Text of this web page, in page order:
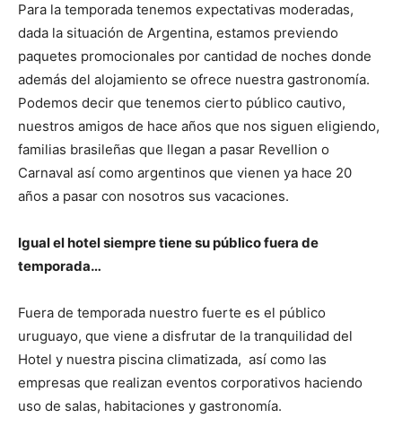
Para la temporada tenemos expectativas moderadas,
dada la situación de Argentina, estamos previendo
paquetes promocionales por cantidad de noches donde
además del alojamiento se ofrece nuestra gastronomía.
Podemos decir que tenemos cierto público cautivo,
nuestros amigos de hace años que nos siguen eligiendo,
familias brasileñas que llegan a pasar Revellion o
Carnaval así como argentinos que vienen ya hace 20
años a pasar con nosotros sus vacaciones.
Igual el hotel siempre tiene su público fuera de
temporada…
Fuera de temporada nuestro fuerte es el público
uruguayo, que viene a disfrutar de la tranquilidad del
Hotel y nuestra piscina climatizada, así como las
empresas que realizan eventos corporativos haciendo
uso de salas, habitaciones y gastronomía.